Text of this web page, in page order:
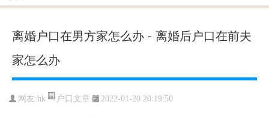
离婚户口在男方家怎么办 - 离婚后户口在前夫
家怎么办
网友:hk 户口文章 2022-01-20 20:19:50